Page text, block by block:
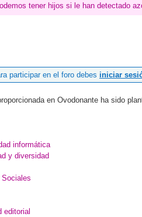
tener hijos si le han detectado
participar en el foro debes iniciar
en Ovodonante ha sido
informática
y diversidad
editorial